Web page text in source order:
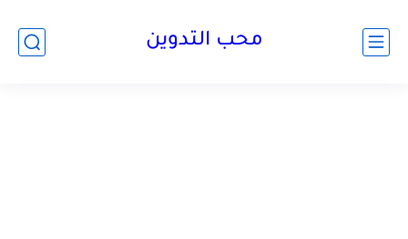
محب التدوين